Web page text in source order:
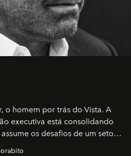
o homem por trás do Vista. A
executiva está consolidando
os desafios de um setor
o conceito de luxo